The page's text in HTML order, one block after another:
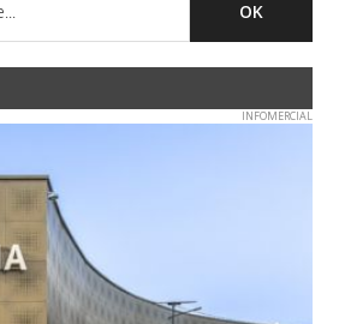
INFOMERCIAL